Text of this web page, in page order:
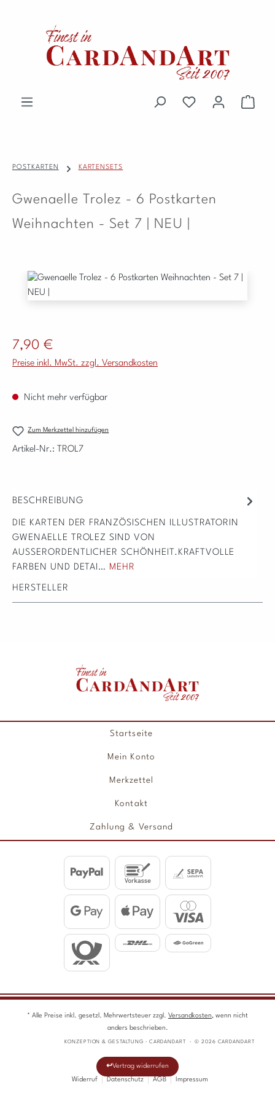
Du hast 0 Produkte
POSTKARTEN KARTENSETS
Gwenaelle Trolez - 6 Postkarten
Weihnachten - Set 7 | NEU |
Bildergalerie überspringen
Regulärer Preis:
7,90 €
Preise inkl. MwSt. zzgl. Versandkosten
Nicht mehr verfügbar
Zum Merkzettel hinzufügen
Artikel-Nr.: TROL7
BESCHREIBUNG
DIE KARTEN DER FRANZÖSISCHEN ILLUSTRATORIN
GWENAELLE TROLEZ SIND VON
AUSSERORDENTLICHER SCHÖNHEIT.KRAFTVOLLE F
ARBEN UND DETAI… MEHR
HERSTELLER
Startseite
Mein Konto
Merkzettel
Kontakt
Zahlung & Versand
* Alle Preise inkl. gesetzl. Mehrwertsteuer zzgl. Versandkosten, wenn nicht
anders beschrieben.
KONZEPTION & GESTALTUNG · CARDANDART · © 2026 CARDANDART
Vertrag widerrufen
Widerruf
Datenschutz AGB Impressum